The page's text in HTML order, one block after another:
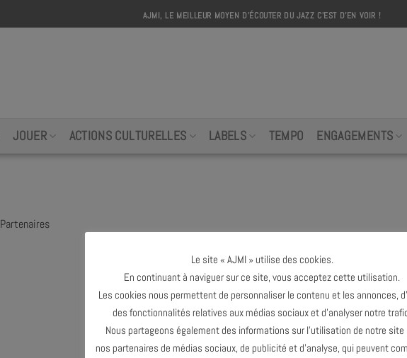
AJMI, LE MEILLEUR MOYEN D'ÉCOUTER DU JAZZ C'EST D'EN VOIR !
JOUER ACTIONS CULTURELLES LABELS TEMPO ENGAGEMENTS
Partenaires
Le site « AJMI » utilise des cookies.
En continuant à naviguer sur ce site, vous acceptez cette utilisation.
Les cookies nous permettent de personnaliser le contenu et les annonces,
des fonctionnalités relatives aux médias sociaux et d’analyser notre
Nous partageons également des informations sur l’utilisation de notre site
nos partenaires de médias sociaux, de publicité et d’analyse, qui peuvent